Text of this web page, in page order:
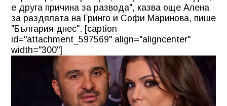
е друга причина за развода", казва още Алена
за раздялата на Гринго и Софи Маринова, пише
"България днес". [caption
id="attachment_597569" align="aligncenter"
width="300"]